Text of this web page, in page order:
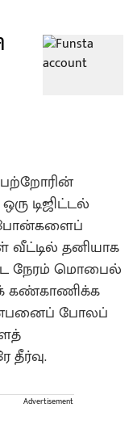
டிஜிட்டல்
வீட்டில் தனியாக
நேரம் மொபைல்
கண்காணிக்க
போலப்
தீர்வு.
Advertisement